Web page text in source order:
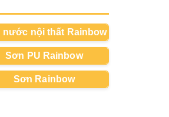
nước nội thất Rainbow
Sơn PU Rainbow
Sơn Rainbow